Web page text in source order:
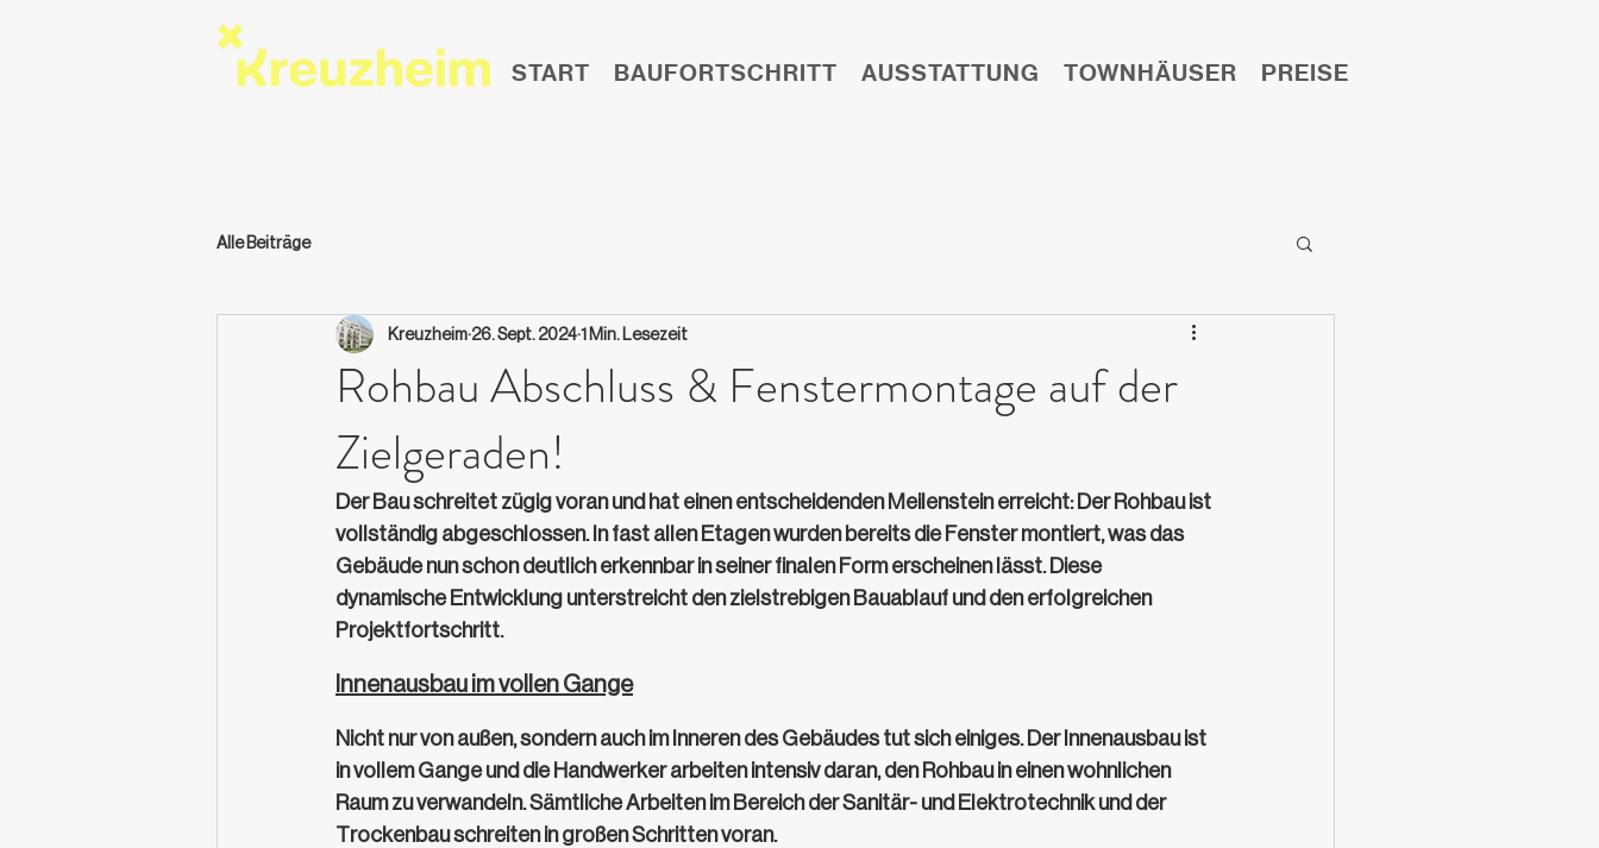
START BAUFORTSCHRITT AUSSTATTUNG TOWNHÄUSER PREISE
Alle Beiträge
Rohbau Abschluss & Fenstermontage auf der
Zielgeraden!
Kreuzheim 26. Sept. 20241 Min. Lesezeit
Der Bau schreitet zügig voran und hat einen entscheidenden Meilenstein erreicht: Der Rohbau ist
vollständig abgeschlossen. In fast allen Etagen wurden bereits die Fenster montiert, was das
Gebäude nun schon deutlich erkennbar in seiner finalen Form erscheinen lässt. Diese
dynamische Entwicklung unterstreicht den zielstrebigen Bauablauf und den erfolgreichen
Projektfortschritt.
Innenausbau im vollen Gange
Nicht nur von außen, sondern auch im Inneren des Gebäudes tut sich einiges. Der Innenausbau ist
in vollem Gange und die Handwerker arbeiten intensiv daran, den Rohbau in einen wohnlichen
Raum zu verwandeln. Sämtliche Arbeiten im Bereich der Sanitär- und Elektrotechnik und der
Trockenbau schreiten in großen Schritten voran.